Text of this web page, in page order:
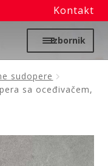
Kontakt
Izbornik
sudopere
sa oceđivačem,